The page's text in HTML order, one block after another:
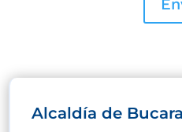
Alcaldía de